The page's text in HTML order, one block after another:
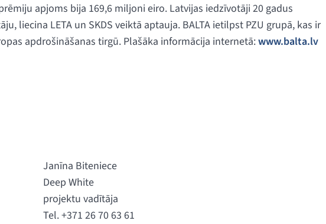
apjoms bija 169,6 miljoni eiro. Latvijas iedzīvotāji 20 gadus
liecina LETA un SKDS veiktā aptauja. BALTA ietilpst PZU grupā, kas ir
apdrošināšanas tirgū. Plašāka informācija internetā:www.balta.lv
Janīna Biteniece
Deep White
projektu vadītāja
Tel. +371 26 70 63 61